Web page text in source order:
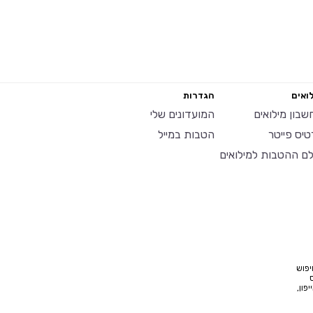
מילואים
פייטר
ההטבות למילואים
הגדרות
המועדונים שלי
הטבות במייל